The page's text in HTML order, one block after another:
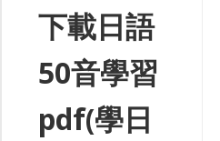
下載日語
50音學習
pdf(學日